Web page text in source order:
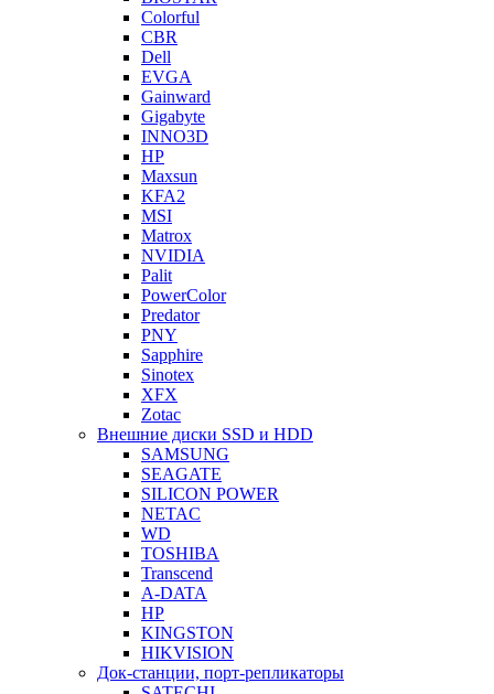
Colorful
CBR
Dell
EVGA
Gainward
Gigabyte
INNO3D
HP
Maxsun
KFA2
MSI
Matrox
NVIDIA
Palit
PowerColor
Predator
PNY
Sapphire
Sinotex
XFX
Zotac
Внешние диски SSD и HDD
SAMSUNG
SEAGATE
SILICON POWER
NETAC
WD
TOSHIBA
Transcend
A-DATA
HP
KINGSTON
HIKVISION
Док-станции, порт-репликаторы